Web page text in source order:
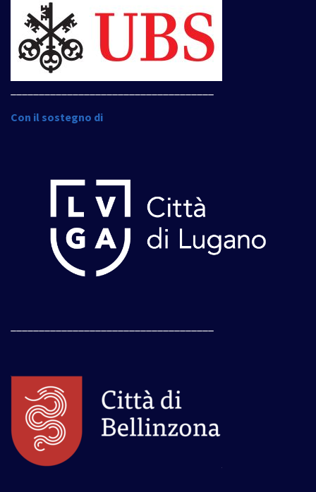
Con il sostegno di